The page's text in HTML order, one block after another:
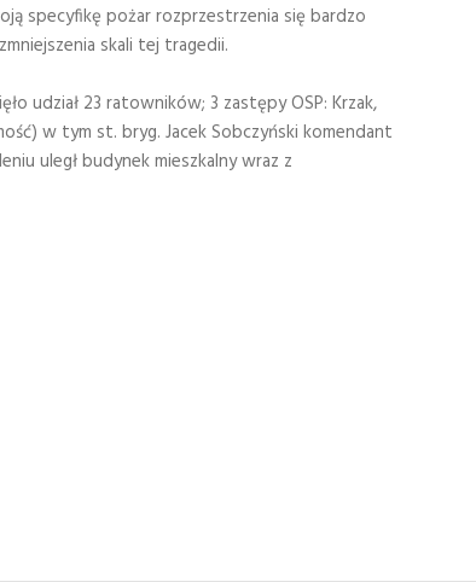
specyfikę pożar rozprzestrzenia się bardzo
skali tej tragedii.
udział 23 ratowników; 3 zastępy OSP: Krzak,
w tym st. bryg. Jacek Sobczyński komendant
uległ budynek mieszkalny wraz z